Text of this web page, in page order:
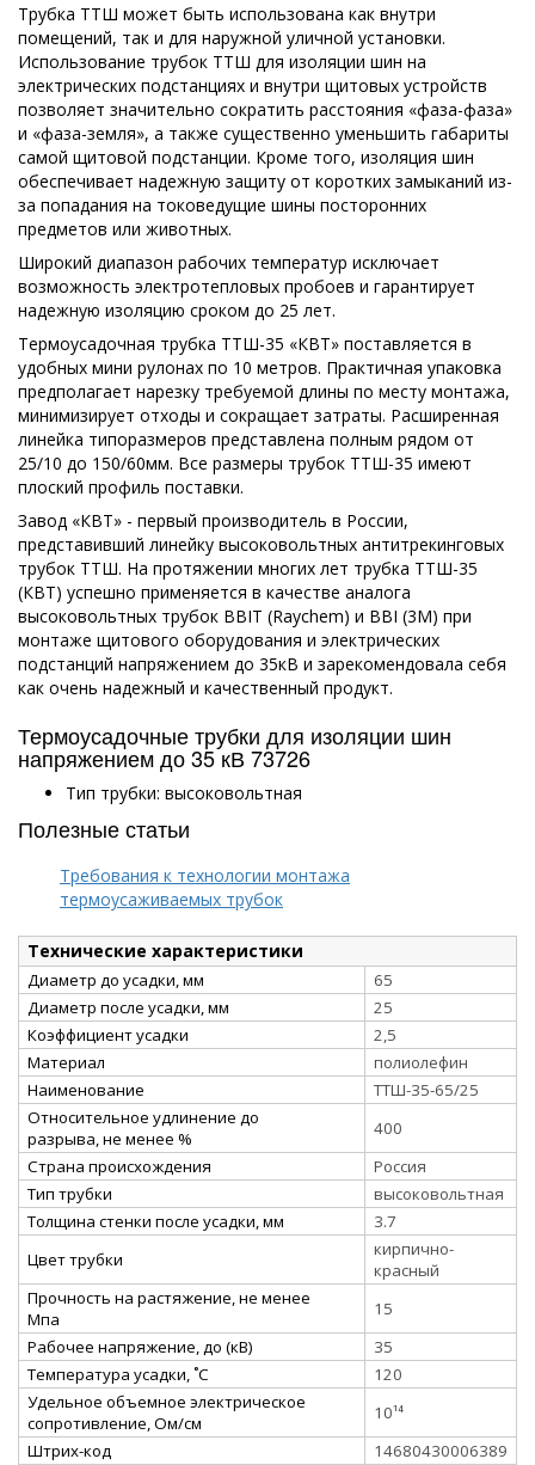
Трубка ТТШ может быть использована как внутри
помещений, так и для наружной уличной установки.
Использование трубок ТТШ для изоляции шин на
электрических подстанциях и внутри щитовых устройств
позволяет значительно сократить расстояния «фаза-фаза»
и «фаза-земля», а также существенно уменьшить габариты
самой щитовой подстанции. Кроме того, изоляция шин
обеспечивает надежную защиту от коротких замыканий из-
за попадания на токоведущие шины посторонних
предметов или животных.
Широкий диапазон рабочих температур исключает
возможность электротепловых пробоев и гарантирует
надежную изоляцию сроком до 25 лет.
Термоусадочная трубка ТТШ-35 «КВТ» поставляется в
удобных мини рулонах по 10 метров. Практичная упаковка
предполагает нарезку требуемой длины по месту монтажа,
минимизирует отходы и сокращает затраты. Расширенная
линейка типоразмеров представлена полным рядом от
25/10 до 150/60мм. Все размеры трубок ТТШ-35 имеют
плоский профиль поставки.
Завод «КВТ» - первый производитель в России,
представивший линейку высоковольтных антитрекинговых
трубок ТТШ. На протяжении многих лет трубка ТТШ-35
(КВТ) успешно применяется в качестве аналога
высоковольтных трубок BBIT (Raychem) и BBI (3M) при
монтаже щитового оборудования и электрических
подстанций напряжением до 35кВ и зарекомендовала себя
как очень надежный и качественный продукт.
Термоусадочные трубки для изоляции шин
напряжением до 35 кВ 73726
Тип трубки: высоковольтная
Полезные статьи
Требования к технологии монтажа
термоусаживаемых трубок
Технические характеристики
Диаметр до усадки, мм
65
Диаметр после усадки, мм
25
Коэффициент усадки
2,5
Материал
полиолефин
Наименование
ТТШ-35-65/25
Относительное удлинение до
разрыва, не менее %
400
Страна происхождения
Россия
Тип трубки
высоковольтная
Толщина стенки после усадки, мм
3.7
Цвет трубки
кирпично-
красный
Прочность на растяжение, не менее
Мпа
15
Рабочее напряжение, до (кВ)
35
Температура усадки, ˚С
120
Удельное объемное электрическое
сопротивление, Ом/см
10¹⁴
Штрих-код
14680430006389